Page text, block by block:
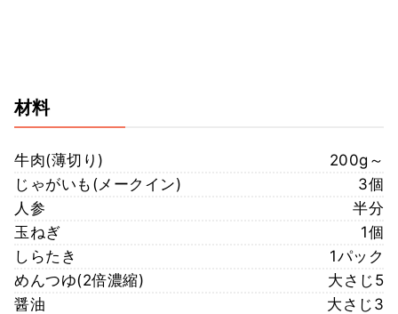
材料
牛肉(薄切り)
200g～
じゃがいも(メークイン)
3個
人参
半分
玉ねぎ
1個
しらたき
1パック
めんつゆ(2倍濃縮)
大さじ5
醤油
大さじ3